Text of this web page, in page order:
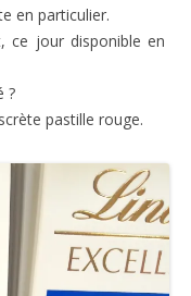
en particulier.
ce jour disponible en
?
pastille rouge.